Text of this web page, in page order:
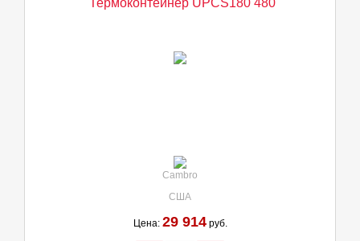
Термоконтейнер UPCS180 480
Cambro
США
Цена: 29 914руб.